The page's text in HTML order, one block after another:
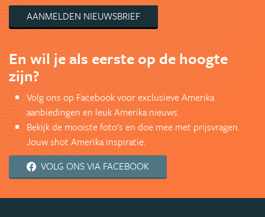
AANMELDEN NIEUWSBRIEF
En wil je als eerste op de hoogte
zijn?
Volg ons op Facebook voor exclusieve Amerika
aanbiedingen en leuk Amerika nieuws.
Bekijk de mooiste foto's en doe mee met prijsvragen.
Jouw shot Amerika inspiratie.
VOLG ONS VIA FACEBOOK